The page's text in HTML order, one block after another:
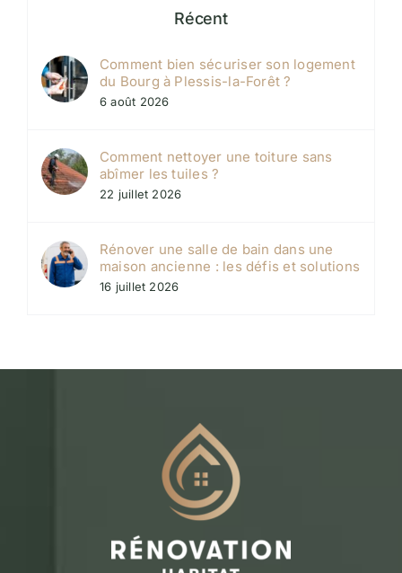
Récent
Comment bien sécuriser son logement
du Bourg à Plessis-la-Forêt ?
6 août 2026
Comment nettoyer une toiture sans
abîmer les tuiles ?
22 juillet 2026
Rénover une salle de bain dans une
maison ancienne : les défis et solutions
16 juillet 2026